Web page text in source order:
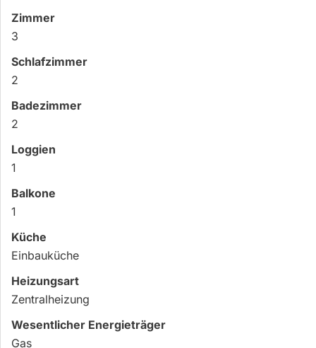
Zimmer
3
Schlafzimmer
2
Badezimmer
2
Loggien
1
Balkone
1
Küche
Einbauküche
Heizungsart
Zentralheizung
Wesentlicher Energieträger
Gas